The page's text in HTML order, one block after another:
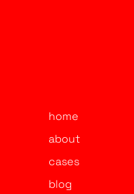
home
about
cases
blog